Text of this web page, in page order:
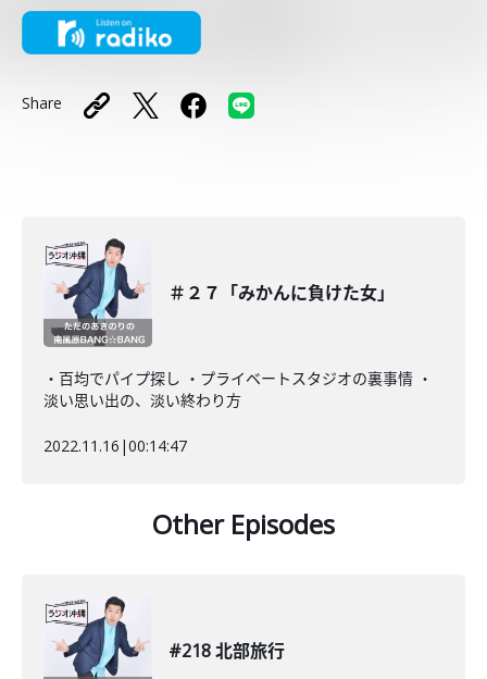
Share
＃２７「みかんに負けた女」
・百均でパイプ探し ・プライベートスタジオの裏事情 ・
淡い思い出の、淡い終わり方
2022.11.16 |00:14:47
Other Episodes
#218 北部旅行